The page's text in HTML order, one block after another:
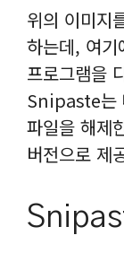
위의 이미지
하는데, 여
프로그램을
Snipaste는
파일을 해제
버전으로 제